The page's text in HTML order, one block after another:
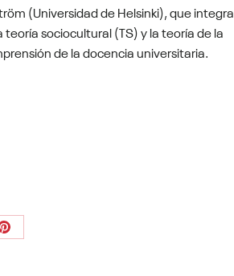
(Universidad de Helsinki), que integra
sociocultural (TS) y la teoría de la
de la docencia universitaria.
Share